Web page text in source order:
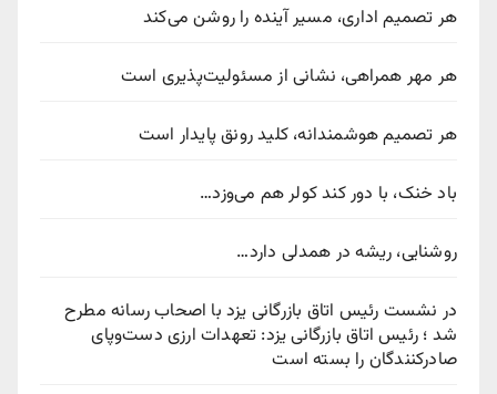
هر تصمیم اداری، مسیر آینده را روشن می‌کند
هر مهر همراهی، نشانی از مسئولیت‌پذیری است
هر تصمیم هوشمندانه، کلید رونق پایدار است
باد خنک، با دور کند کولر هم می‌وزد…
روشنایی، ریشه در همدلی دارد…
در نشست رئیس اتاق بازرگانی یزد با اصحاب رسانه مطرح
شد ؛ رئیس اتاق بازرگانی یزد: تعهدات ارزی دست‌وپای
صادرکنندگان را بسته است